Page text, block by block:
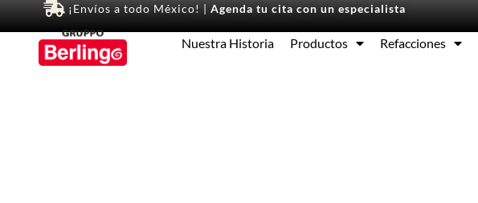
¡Envíos a todo México! | Agenda tu cita con un especialista
Nuestra Historia Productos Refacciones